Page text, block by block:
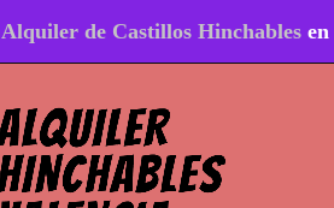
Alquiler de Castillos Hinchables en